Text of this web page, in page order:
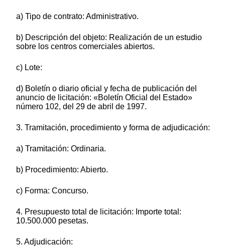
a) Tipo de contrato: Administrativo.
b) Descripción del objeto: Realización de un estudio
sobre los centros comerciales abiertos.
c) Lote:
d) Boletín o diario oficial y fecha de publicación del
anuncio de licitación: «Boletín Oficial del Estado»
número 102, del 29 de abril de 1997.
3. Tramitación, procedimiento y forma de adjudicación:
a) Tramitación: Ordinaria.
b) Procedimiento: Abierto.
c) Forma: Concurso.
4. Presupuesto total de licitación: Importe total:
10.500.000 pesetas.
5. Adjudicación: